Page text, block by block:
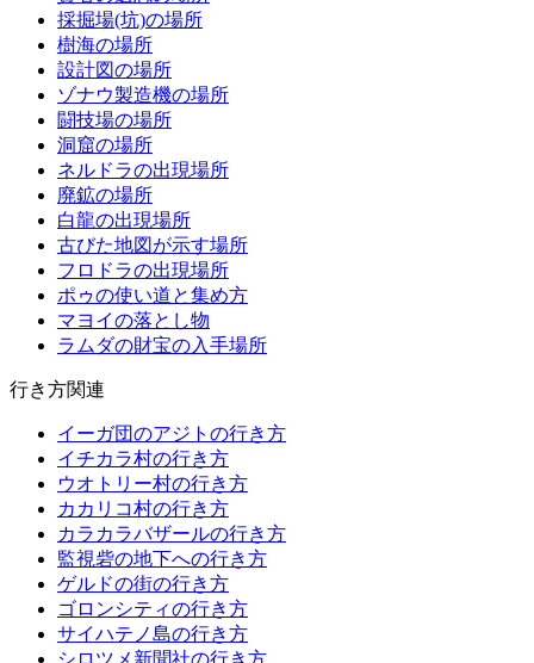
採掘場(坑)の場所
樹海の場所
設計図の場所
ゾナウ製造機の場所
闘技場の場所
洞窟の場所
ネルドラの出現場所
廃鉱の場所
白龍の出現場所
古びた地図が示す場所
フロドラの出現場所
ポゥの使い道と集め方
マヨイの落とし物
ラムダの財宝の入手場所
行き方関連
イーガ団のアジトの行き方
イチカラ村の行き方
ウオトリー村の行き方
カカリコ村の行き方
カラカラバザールの行き方
監視砦の地下への行き方
ゲルドの街の行き方
ゴロンシティの行き方
サイハテノ島の行き方
シロツメ新聞社の行き方